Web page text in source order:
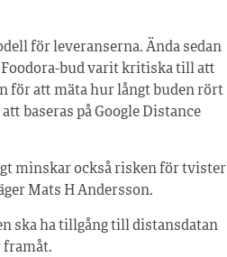
för leveranserna. Ända sedan
Foodora-bud varit kritiska till att
för att mäta hur långt buden rört
baseras på Google Distance
minskar också risken för tvister
Mats H Andersson.
ska ha tillgång till distansdatan
framåt.